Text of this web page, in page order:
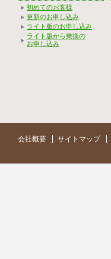
初めてのお客様
更新のお申し込み
ライト版のお申し込み
ライト版から乗換の
お申し込み
会社概要 サイトマップ